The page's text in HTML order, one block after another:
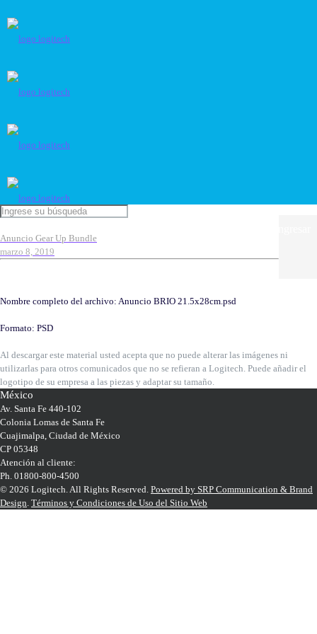
Anuncio Gear Up Bundle
marzo 8, 2019
Nombre completo del archivo: Anuncio BRIO 21.5x28cm.psd
Formato: PSD
Al descargar este material usted acepta que no puede alterar las imágenes ni
utilizarlas para otros comunicados que no se refieran a Logitech. Puede añadir el
logotipo de su empresa a las piezas y adaptar su tamaño.
México
Av. Santa Fe 440-102
Colonia Lomas de Santa Fe
Cuajimalpa, Ciudad de México
CP 05348
Atención al cliente:
Ph. 01800-800-4500
© 2026 Logitech. All Rights Reserved. Powered by SRP Communication & Brand
Design. Términos y Condiciones de Uso del Sitio Web